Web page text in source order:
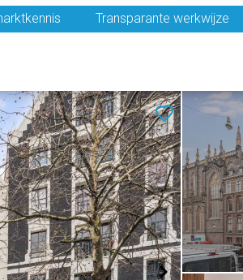
Transparante werkwijze